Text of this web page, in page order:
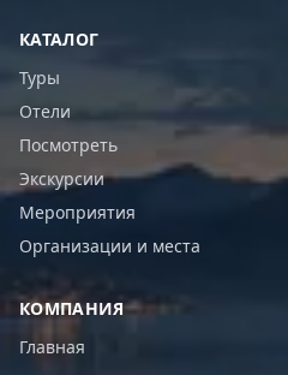
КАТАЛОГ
Туры
Отели
Посмотреть
Экскурсии
Мероприятия
Организации и места
КОМПАНИЯ
Главная